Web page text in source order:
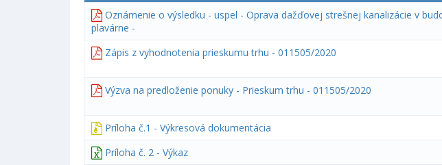
Oznámenie o výsledku - uspel - Oprava dažďovej strešnej kanalizácie v
plavárne -
Zápis z vyhodnotenia prieskumu trhu - 011505/2020
Výzva na predloženie ponuky - Prieskum trhu - 011505/2020
Príloha č.1 - Výkresová dokumentácia
Príloha č. 2 - Výkaz